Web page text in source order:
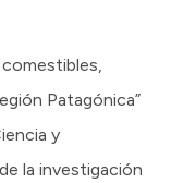
Patagónica”
y
la investigación